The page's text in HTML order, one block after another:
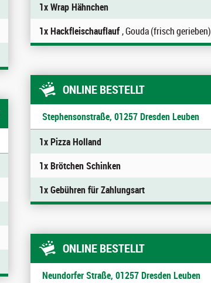
1x Wrap Hähnchen
1x Hackfleischauflauf, Gouda (frisch gerieben)
ONLINE BESTELLT
Stephensonstraße, 01257 Dresden Leuben
1x Pizza Holland
1x Brötchen Schinken
1x Gebühren für Zahlungsart
ONLINE BESTELLT
Neundorfer Straße, 01257 Dresden Leuben